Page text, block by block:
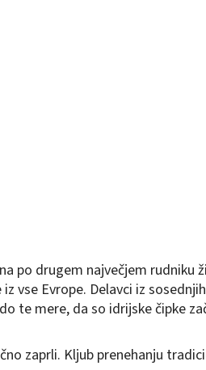
po drugem največjem rudniku
vse Evrope. Delavci iz
te mere, da so idrijske čipke
zaprli. Kljub prenehanju